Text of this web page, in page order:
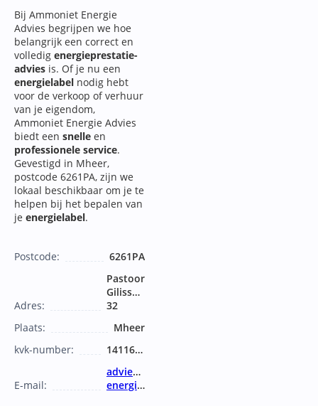
Bij Ammoniet Energie
Advies begrijpen we hoe
belangrijk een correct en
volledig energieprestatie-
advies is. Of je nu een
energielabel nodig hebt
voor de verkoop of verhuur
van je eigendom,
Ammoniet Energie Advies
biedt een snelle en
professionele service.
Gevestigd in Mheer,
postcode 6261PA, zijn we
lokaal beschikbaar om je te
helpen bij het bepalen van
je energielabel.
Postcode: 6261PA
Adres:
Pastoor
Gilissenstraat
32
Plaats:
Mheer
kvk-number:
14116475
E-mail:
advies@ammoniet-
energie.nl